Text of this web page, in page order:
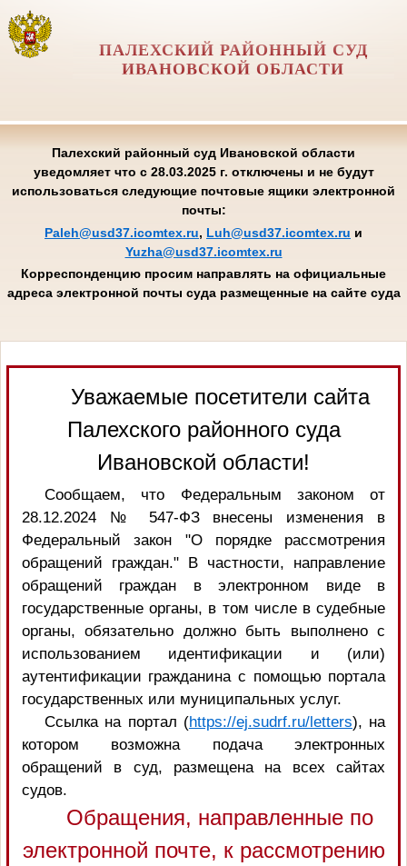
ПАЛЕХСКИЙ РАЙОННЫЙ СУД
ИВАНОВСКОЙ ОБЛАСТИ
Палехский районный суд Ивановской области
уведомляет что с 28.03.2025 г. отключены и не будут
использоваться следующие почтовые ящики электронной
почты:
Paleh@usd37.icomtex.ru, Luh@usd37.icomtex.ru и
Yuzha@usd37.icomtex.ru
Корреспонденцию просим направлять на официальные
адреса электронной почты суда размещенные на сайте суда
Уважаемые посетители сайта
Палехского районного суда
Ивановской области!
Сообщаем, что Федеральным законом от
28.12.2024 № 547-ФЗ внесены изменения в
Федеральный закон "О порядке рассмотрения
обращений граждан." В частности, направление
обращений граждан в электронном виде в
государственные органы, в том числе в судебные
органы, обязательно должно быть выполнено с
использованием идентификации и (или)
аутентификации гражданина с помощью портала
государственных или муниципальных услуг.
Ссылка на портал (https://ej.sudrf.ru/letters), на
котором возможна подача электронных
обращений в суд, размещена на всех сайтах
судов.
Обращения, направленные по
электронной почте, к рассмотрению